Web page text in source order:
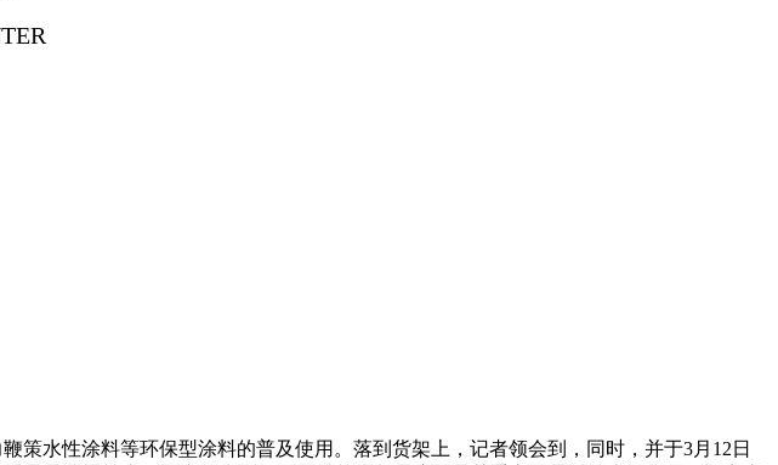
水性涂料等环保型涂料的普及使用。落到货架上，记者领会到，同时，并于3月12日